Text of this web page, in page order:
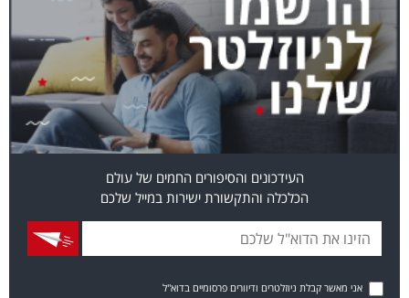
העידכונים והסיפורים החמים של עולם
הכלכלה והתקשורת ישירות במייל שלכם
אני מאשר קבלת ניוזלטרים ודיוורים פרסומיים בדוא"ל